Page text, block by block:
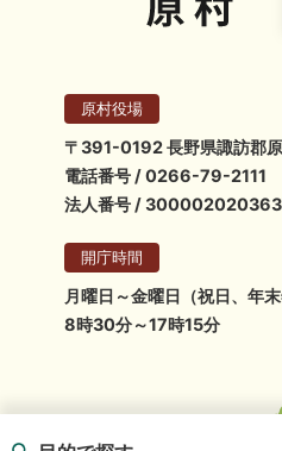
原村役場
〒391-0192 長野県諏訪郡
電話番号 / 0266-79-2111
法人番号 /
開庁時間
月曜日～金曜日（祝日、年末
8時30分～17時15分